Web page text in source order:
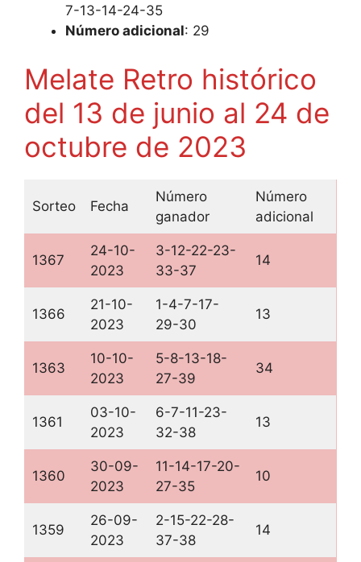
7-13-14-24-35
Número adicional: 29
Melate Retro histórico
del 13 de junio al 24 de
octubre de 2023
Sorteo Fecha
Número
ganador
Número
adicional
1367
24-10-
2023
3-12-22-23-
33-37
14
1366
21-10-
2023
1-4-7-17-
29-30
13
1363
10-10-
2023
5-8-13-18-
27-39
34
1361
03-10-
2023
6-7-11-23-
32-38
13
1360
30-09-
2023
11-14-17-20-
27-35
10
1359
26-09-
2023
2-15-22-28-
37-38
14